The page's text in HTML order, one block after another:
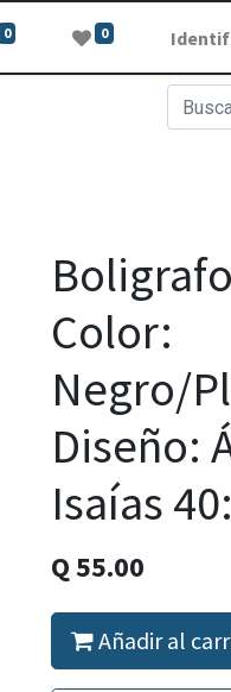
0 0
Color:
Negro/
Diseño:
Isaías
Q55.00
Añadir al